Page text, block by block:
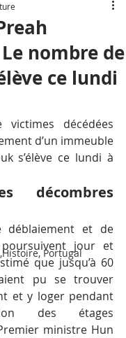
Portugal
nombre de
ce lundi
décédées
d’un immeuble
s’élève ce lundi à
décombres
déblaiement et de
jour et
que jusqu’à 60
pu se trouver
et y loger pendant
des étages
ministre Hun